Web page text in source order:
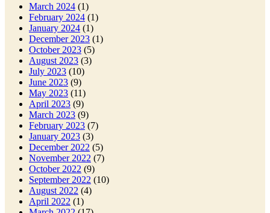
March 2024 (1)
February 2024 (1)
January 2024 (1)
December 2023 (1)
October 2023 (5)
August 2023 (3)
July 2023 (10)
June 2023 (9)
May 2023 (11)
April 2023 (9)
March 2023 (9)
February 2023 (7)
January 2023 (3)
December 2022 (5)
November 2022 (7)
October 2022 (9)
September 2022 (10)
August 2022 (4)
April 2022 (1)